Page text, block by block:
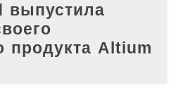
выпустила
продукта Altium